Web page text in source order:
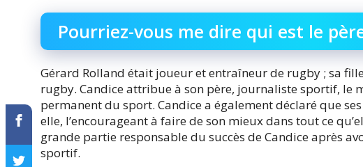
Pourriez-vous me dire qui est le
Gérard Rolland était joueur et entraîneur de rugby ; sa
rugby. Candice attribue à son père, journaliste sportif, le
permanent du sport. Candice a également déclaré que
elle, l’encourageant à faire de son mieux dans tout ce
grande partie responsable du succès de Candice après
sportif.